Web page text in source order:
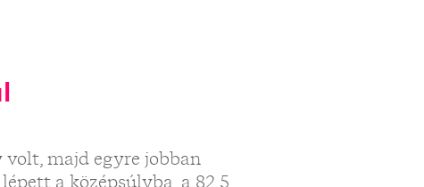
majd egyre jobban
a középsúlyba, a 82,5